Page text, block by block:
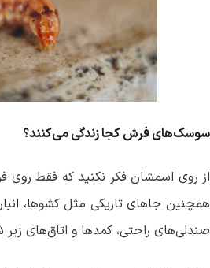
سوسک‌های فرش کجا زندگی می‌کنند؟
از روی اسمشان فکر نکنید که فقط روی
همچنین جاهای تاریکی مثل کشوها،
صندلی‌های راحتی، کمدها و اتاق‌های زیر